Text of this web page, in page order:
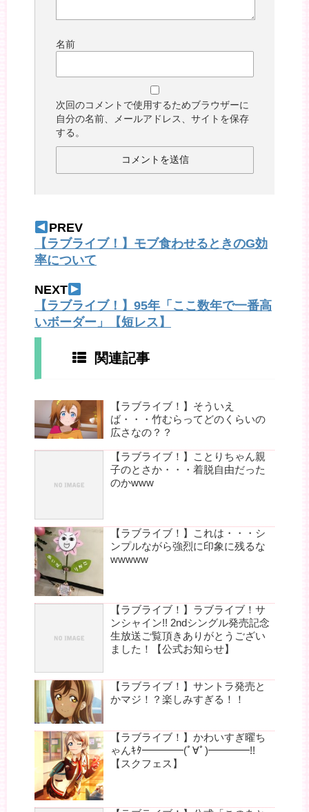
名前
次回のコメントで使用するためブラウザーに
自分の名前、メールアドレス、サイトを保存
する。
PREV
【ラブライブ！】モブ食わせるときのG効
率について
NEXT
【ラブライブ！】95年「ここ数年で一番高
いボーダー」【短レス】
関連記事
【ラブライブ！】そういえ
ば・・・竹むらってどのくらいの
広さなの？？
【ラブライブ！】ことりちゃん親
子のとさか・・・着脱自由だった
のかwww
【ラブライブ！】これは・・・シ
ンプルながら強烈に印象に残るな
wwwww
【ラブライブ！】ラブライブ！サ
ンシャイン!! 2ndシングル発売記念
生放送ご覧頂きありがとうござい
ました！【公式お知らせ】
【ラブライブ！】サントラ発売と
かマジ！？楽しみすぎる！！
【ラブライブ！】かわいすぎ曜ち
ゃんｷﾀ━━━━(ﾟ∀ﾟ)━━━━!!
【スクフェス】